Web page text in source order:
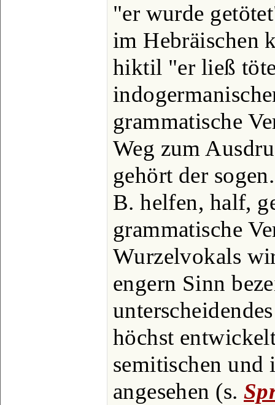
"er wurde
im Hebräischen
hiktil "er ließ
grammatische
Weg zum
gehört der
B. helfen, half,
grammatische
Wurzelvokals
engern Sinn
höchst
semitischen und
angesehen (s.